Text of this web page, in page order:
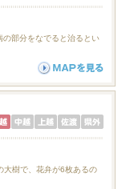
部分をなでると治るとい
大樹で、花弁が6枚あるの